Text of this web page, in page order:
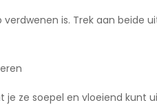
is. Trek aan
ze soepel en vloeiend kunt